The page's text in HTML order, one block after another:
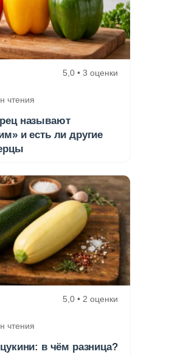
5,0 • 3 оценки
чтения
называют
и есть ли другие
5,0 • 2 оценки
чтения
в чём разница?